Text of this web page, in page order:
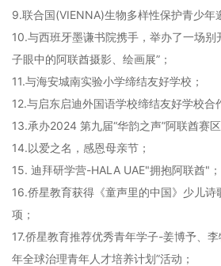
9.联合国(VIENNA)生物多样性保护青少年
10.与西班牙墨谦书院携手，举办了一场
子眼中的阿联酋摄影、绘画展”；
11.与海安城南实验小学缔结友好学校；
12.与启东启迪外国语学校缔结友好学校合
13.承办2024 第九届“华韵之声”阿联酋赛
14.以爱之名，感恩母亲节；
15. 迪拜研学营-HALA UAE"拥抱阿联酋"；
16.侨星教育获得《童声里的中国》少儿
项；
17.侨星教育推荐优秀青年学子-姜博予、
年全球治理青年人才培养计划”活动；